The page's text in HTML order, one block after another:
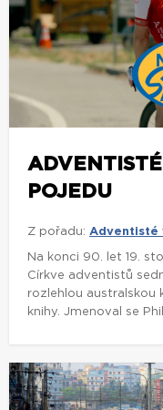
POJEDU
Z pořadu: Adventisté
Na konci 90. let 19.
Církve adventistů
rozlehlou australskou
knihy. Jmenoval se